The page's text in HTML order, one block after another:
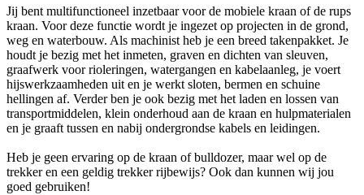
Jij bent multifunctioneel inzetbaar voor de mobiele kraan of de rups
kraan. Voor deze functie wordt je ingezet op projecten in de grond,
weg en waterbouw. Als machinist heb je een breed takenpakket. Je
houdt je bezig met het inmeten, graven en dichten van sleuven,
graafwerk voor rioleringen, watergangen en kabelaanleg, je voert
hijswerkzaamheden uit en je werkt sloten, bermen en schuine
hellingen af. Verder ben je ook bezig met het laden en lossen van
transportmiddelen, klein onderhoud aan de kraan en hulpmaterialen
en je graaft tussen en nabij ondergrondse kabels en leidingen.
Heb je geen ervaring op de kraan of bulldozer, maar wel op de
trekker en een geldig trekker rijbewijs? Ook dan kunnen wij jou
goed gebruiken!